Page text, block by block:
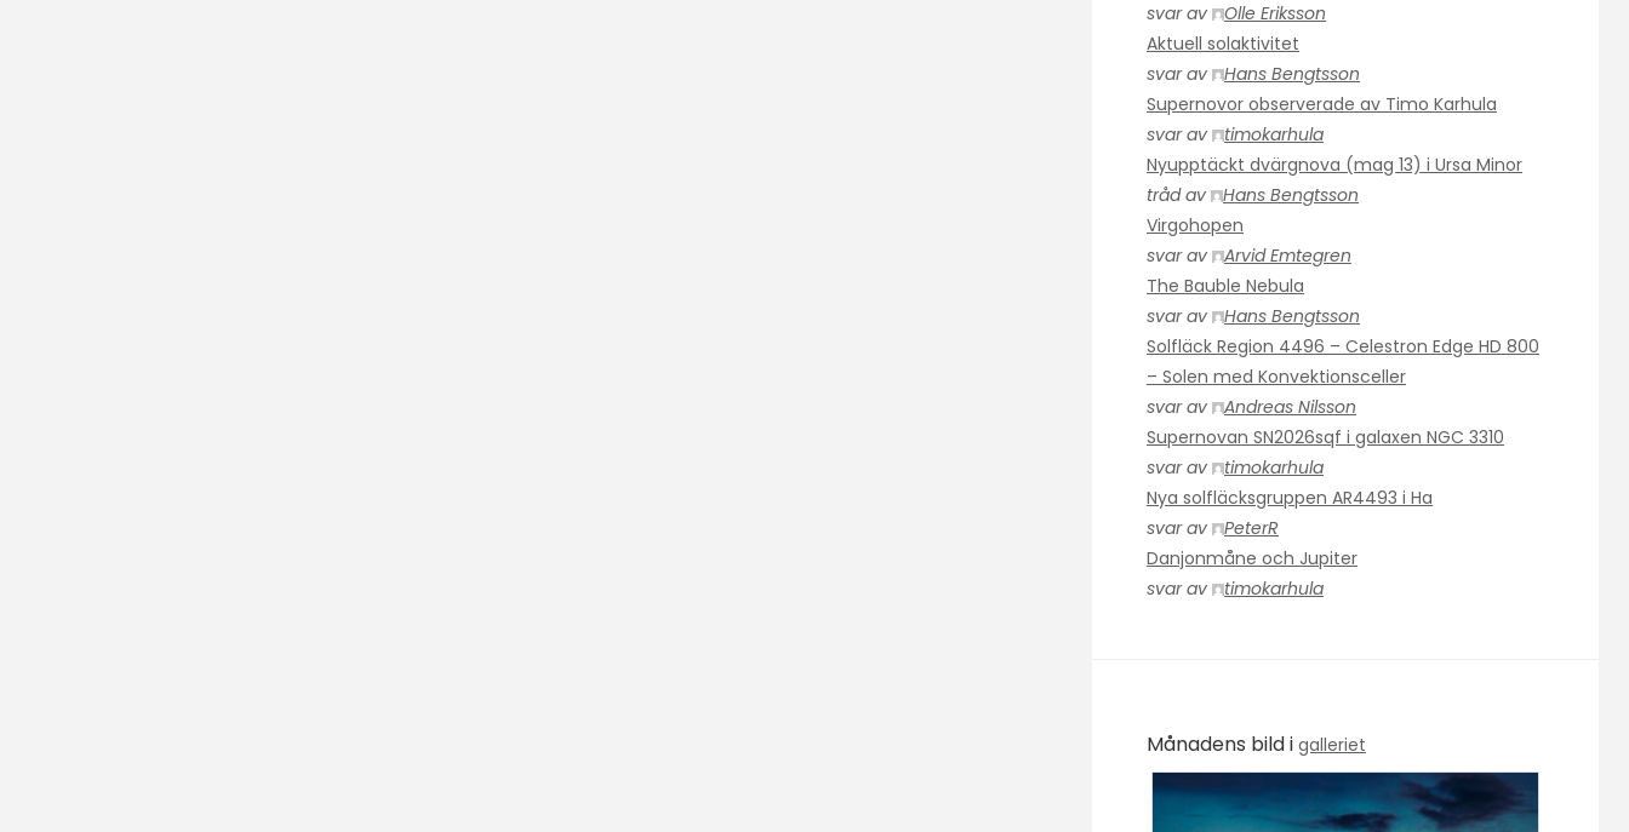
svar av
Olle Eriksson
Aktuell solaktivitet
svar av
Hans Bengtsson
Supernovor observerade av Timo Karhula
svar av
timokarhula
Nyupptäckt dvärgnova (mag 13) i Ursa Minor
tråd av
Hans Bengtsson
Virgohopen
svar av
Arvid Emtegren
The Bauble Nebula
svar av
Hans Bengtsson
Solfläck Region 4496 – Celestron Edge HD 800
– Solen med Konvektionsceller
svar av
Andreas Nilsson
Supernovan SN2026sqf i galaxen NGC 3310
svar av
timokarhula
Nya solfläcksgruppen AR4493 i Ha
svar av
PeterR
Danjonmåne och Jupiter
svar av
timokarhula
Månadens bild i galleriet